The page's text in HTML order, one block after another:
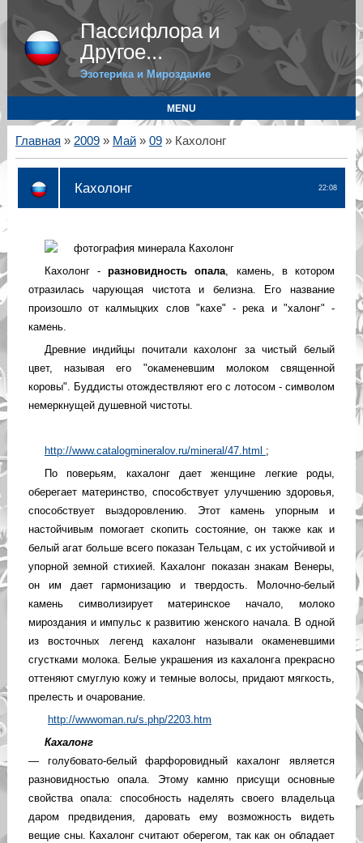
Пассифлора и
Другое...
Эзотерика и Мироздание
MENU
Главная » 2009 » Май » 09» Кахолонг
22:08
Кахолонг
Кахолонг - разновидность опала , камень, в котором
отразилась чарующая чистота и белизна. Его название
произошло от калмыцких слов "кахе" - река и "халонг" -
камень.
Древние индийцы почитали кахолонг за чистый белый
цвет, называя его "окаменевшим молоком священной
коровы". Буддисты отождествляют его с лотосом - символом
немеркнущей душевной чистоты.
http://www.catalogmineralov.ru/mineral/47.html ;
По поверьям, кахалонг дает женщине легкие роды,
оберегает материнство, способствует улучшению здоровья,
способствует выздоровлению. Этот камень упорным и
настойчивым помогает скопить состояние, он также как и
белый агат больше всего показан Тельцам, с их устойчивой и
упорной земной стихией. Кахалонг показан знакам Венеры,
он им дает гармонизацию и твердость. Молочно-белый
камень символизирует материнское начало, молоко
мироздания и импульс к развитию женского начала. В одной
из восточных легенд кахалонг называли окаменевшими
сгустками молока. Белые украшения из кахалонга прекрасно
оттеняют смуглую кожу и темные волосы, придают мягкость,
прелесть и очарование.
http://wwwoman.ru/s.php/2203.htm
Кахалонг
— голубовато-белый фарфоровидный кахалонг является
разновидностью опала. Этому камню присущи основные
свойства опала: способность наделять своего владельца
даром предвидения, даровать ему возможность видеть
вещие сны. Кахалонг считают оберегом, так как он обладает